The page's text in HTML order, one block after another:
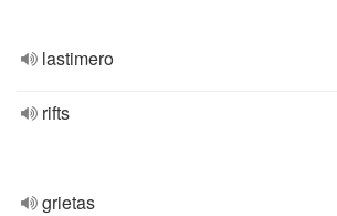
lastimero
rifts
grietas